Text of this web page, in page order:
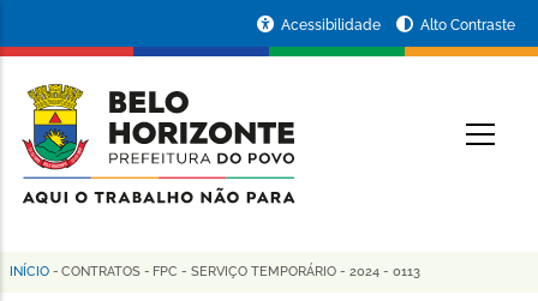
conteúdo
principal
da
Prefeitura
de
Horizonte
Acessibilidade Alto Contraste
Trilha
INÍCIO - CONTRATOS - FPC - SERVIÇO TEMPORÁRIO - 2024 - 0113